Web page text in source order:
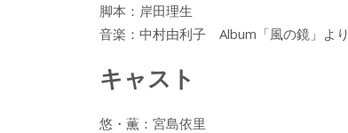
脚本：岸田理生
音楽：中村由利子 Album「風の鏡」より
キャスト
悠・薫：宮島依里